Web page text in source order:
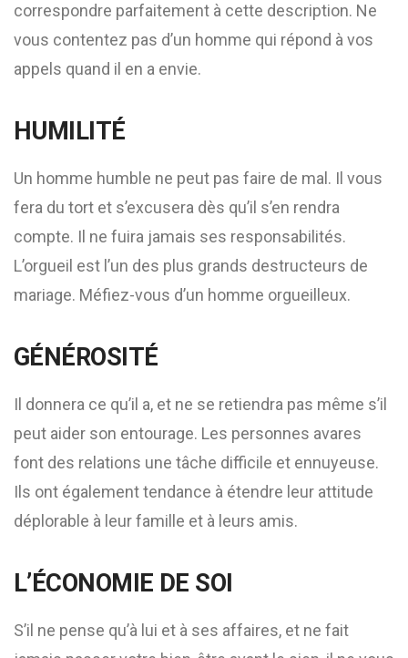
correspondre parfaitement à cette description. Ne
vous contentez pas d’un homme qui répond à vos
appels quand il en a envie.
HUMILITÉ
Un homme humble ne peut pas faire de mal. Il vous
fera du tort et s’excusera dès qu’il s’en rendra
compte. Il ne fuira jamais ses responsabilités.
L’orgueil est l’un des plus grands destructeurs de
mariage. Méfiez-vous d’un homme orgueilleux.
GÉNÉROSITÉ
Il donnera ce qu’il a, et ne se retiendra pas même s’il
peut aider son entourage. Les personnes avares
font des relations une tâche difficile et ennuyeuse.
Ils ont également tendance à étendre leur attitude
déplorable à leur famille et à leurs amis.
L’ÉCONOMIE DE SOI
S’il ne pense qu’à lui et à ses affaires, et ne fait